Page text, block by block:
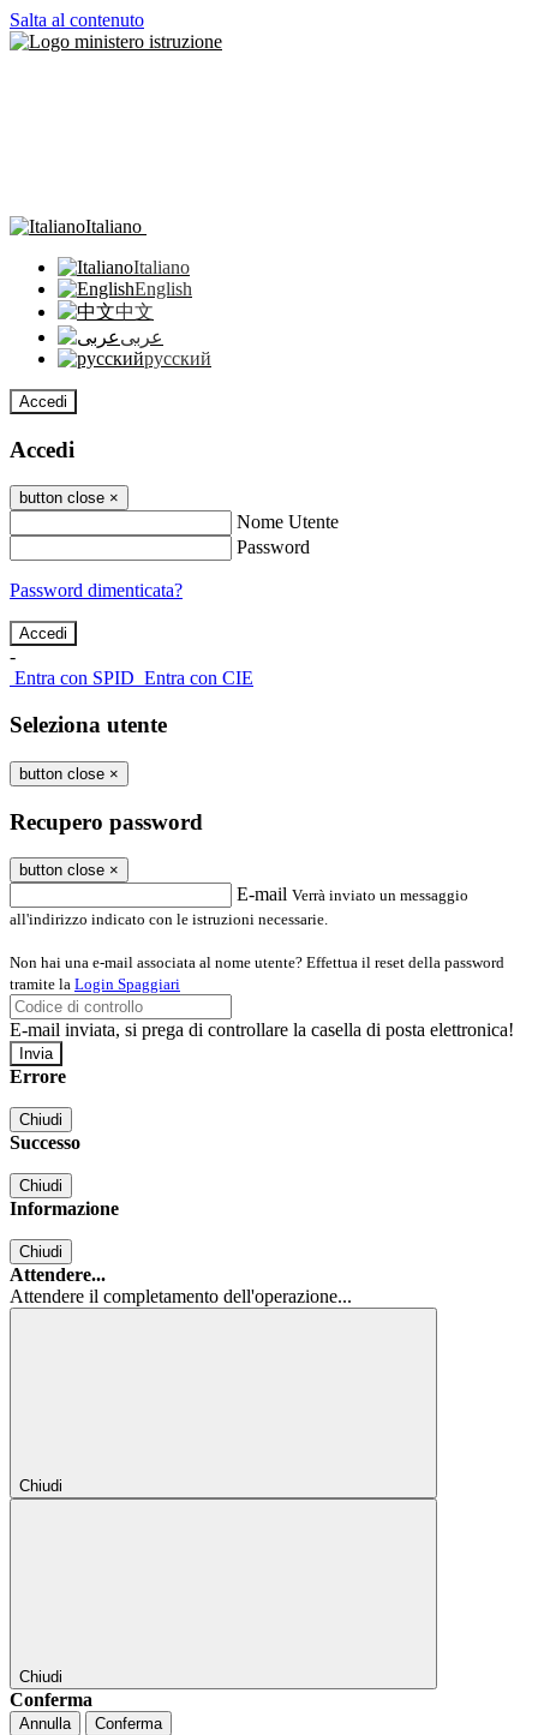
Salta al contenuto
Italiano
Italiano
English
中文
عربى
русский
Accedi
Accedi
button close ×
Nome Utente
Password
Password dimenticata?
-
Entra con SPID Entra con CIE
Seleziona utente
button close ×
Recupero password
button close ×
E-mail Verrà inviato un messaggio
all'indirizzo indicato con le istruzioni necessarie.
Non hai una e-mail associata al nome utente? Effettua il reset della password
tramite la Login Spaggiari
E-mail inviata, si prega di controllare la casella di posta elettronica!
Errore
Chiudi
Successo
Chiudi
Informazione
Chiudi
Attendere...
Attendere il completamento dell'operazione...
Chiudi
Chiudi
Conferma
Annulla Conferma